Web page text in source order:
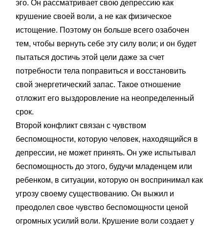
эго. Он рассматривает свою депрессию как
крушение своей воли, а не как физическое
истощение. Поэтому он больше всего озабочен
тем, чтобы вернуть себе эту силу воли; и он будет
пытаться достичь этой цели даже за счет
потребности тела поправиться и восстановить
свой энергетический запас. Такое отношение
отложит его выздоровление на неопределенный
срок.
Второй конфликт связан с чувством
беспомощности, которую человек, находящийся в
депрессии, не может принять. Он уже испытывал
беспомощность до этого, будучи младенцем или
ребенком, в ситуации, которую он воспринимал как
угрозу своему существованию. Он выжил и
преодолел свое чувство беспомощности ценой
огромных усилий воли. Крушение воли создает у